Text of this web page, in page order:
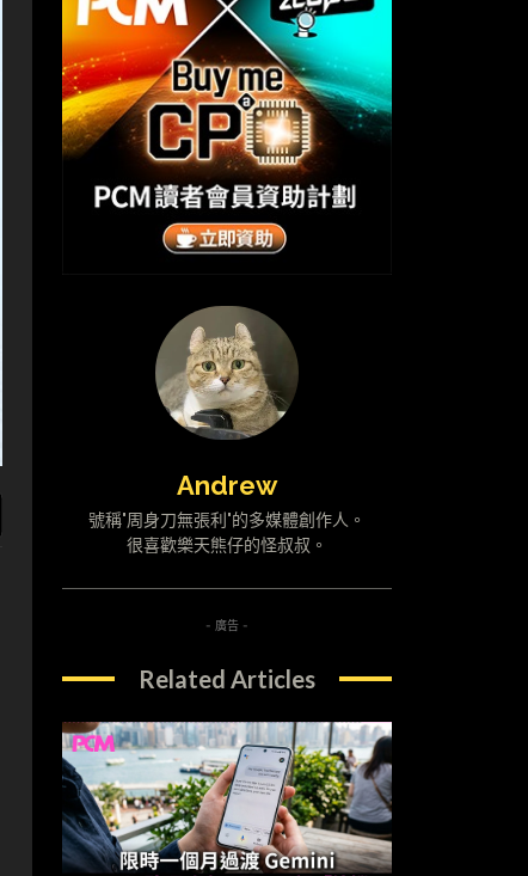
Andrew
號稱"周身刀無張利"的多媒體創作人。
很喜歡樂天熊仔的怪叔叔。
- 廣告 -
Related Articles